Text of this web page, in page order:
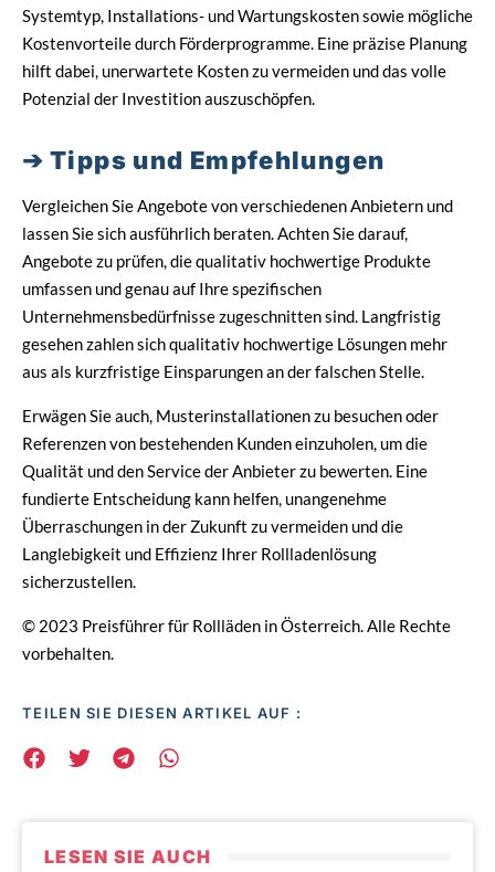
Systemtyp, Installations- und Wartungskosten sowie mögliche
Kostenvorteile durch Förderprogramme. Eine präzise Planung
hilft dabei, unerwartete Kosten zu vermeiden und das volle
Potenzial der Investition auszuschöpfen.
Tipps und Empfehlungen
Vergleichen Sie Angebote von verschiedenen Anbietern und
lassen Sie sich ausführlich beraten. Achten Sie darauf,
Angebote zu prüfen, die qualitativ hochwertige Produkte
umfassen und genau auf Ihre spezifischen
Unternehmensbedürfnisse zugeschnitten sind. Langfristig
gesehen zahlen sich qualitativ hochwertige Lösungen mehr
aus als kurzfristige Einsparungen an der falschen Stelle.
Erwägen Sie auch, Musterinstallationen zu besuchen oder
Referenzen von bestehenden Kunden einzuholen, um die
Qualität und den Service der Anbieter zu bewerten. Eine
fundierte Entscheidung kann helfen, unangenehme
Überraschungen in der Zukunft zu vermeiden und die
Langlebigkeit und Effizienz Ihrer Rollladenlösung
sicherzustellen.
© 2023 Preisführer für Rollläden in Österreich. Alle Rechte
vorbehalten.
TEILEN SIE DIESEN ARTIKEL AUF :
LESEN SIE AUCH